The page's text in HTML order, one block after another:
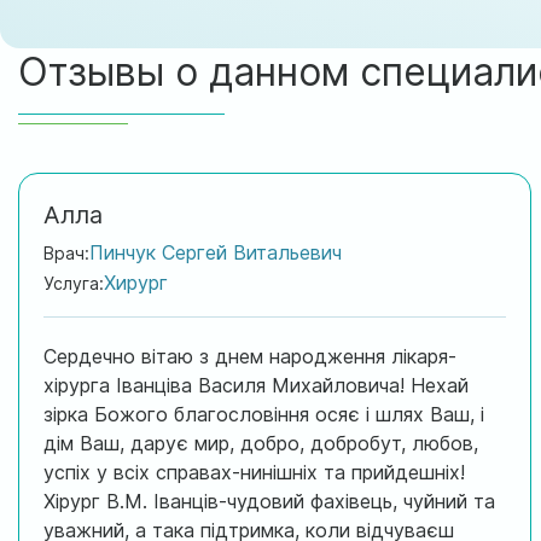
Отзывы о данном
Алла
Врач:Пинчук Сергей Витальевич
Услуга:Хирург
Сердечно вітаю з днем народження лікаря-
хірурга Іванціва Василя Михайловича! Нехай
зірка Божого благословіння осяє і шлях Ваш, і
дім Ваш, дарує мир, добро, добробут, любов,
успіх у всіх справах-нинішніх та прийдешніх!
Хірург В.М. Іванців-чудовий фахівець, чуйний та
уважний, а така підтримка, коли відчуваєш